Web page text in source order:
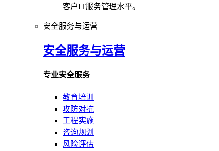
客户IT服务管理水平。
安全服务与运营
安全服务与运营
专业安全服务
教育培训
攻防对抗
工程实施
咨询规划
风险评估